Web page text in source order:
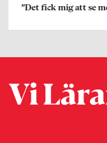
”Det fick mig att se